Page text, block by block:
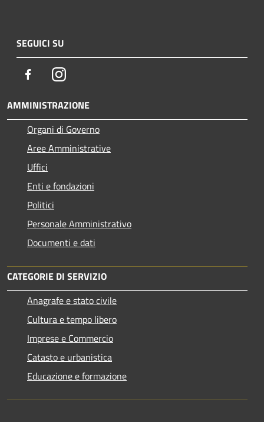
SEGUICI SU
FacebookInstagram
AMMINISTRAZIONE
Organi di Governo
Aree Amministrative
Uffici
Enti e fondazioni
Politici
Personale Amministrativo
Documenti e dati
CATEGORIE DI SERVIZIO
Anagrafe e stato civile
Cultura e tempo libero
Imprese e Commercio
Catasto e urbanistica
Educazione e formazione